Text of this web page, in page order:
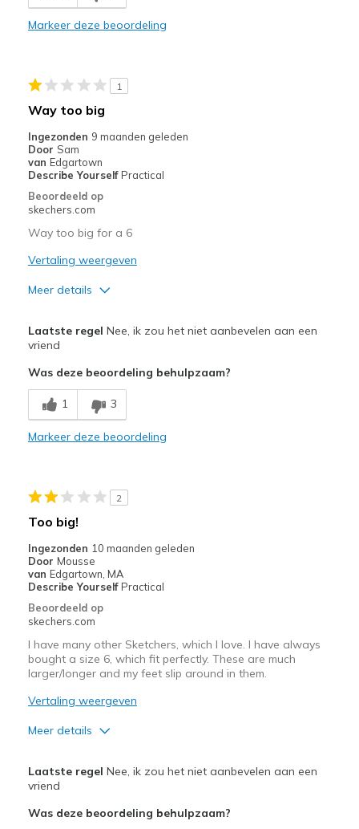
Beste toepassingen
Casual Wear
Sizing
Feels half size too big
View On Shoes
Markeer deze beoordeling
1
Way too big
Ingezonden 9 maanden geleden
Door Sam
van Edgartown
Describe Yourself Practical
Beoordeeld op
skechers.com
Way too big for a 6
Vertaling weergeven
Meer details
Attractive Design
Minpunten
Wear Out Quickly
Beste toepassingen
Width
Feels true to width
Sizing
Laatste regel Nee, ik zou het niet aanbevelen aan een
vriend
Was deze beoordeling behulpzaam?
1 3
Markeer deze beoordeling
2
Too big!
Ingezonden 10 maanden geleden
Door Mousse
van Edgartown, MA
Describe Yourself Practical
Beoordeeld op
skechers.com
I have many other Sketchers, which I love. I have always
bought a size 6, which fit perfectly. These are much
larger/longer and my feet slip around in them.
Vertaling weergeven
Meer details
Attractive Design
Sizing Feels half size too big
Laatste regel Nee, ik zou het niet aanbevelen aan een
vriend
Was deze beoordeling behulpzaam?